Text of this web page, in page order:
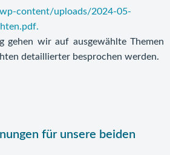
content/uploads/2024-05-
gehen wir auf ausgewählte Themen
detaillierter besprochen werden.
für unsere beiden